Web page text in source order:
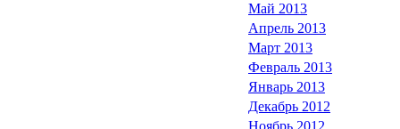
Май 2013
Апрель 2013
Март 2013
Февраль 2013
Январь 2013
Декабрь 2012
Ноябрь 2012